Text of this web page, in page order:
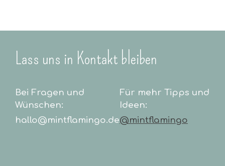
Lass uns in Kontakt bleiben
Bei Fragen und
Wünschen:
hallo@mintflamingo.de
Für mehr Tipps und
Ideen:
@mintflamingo